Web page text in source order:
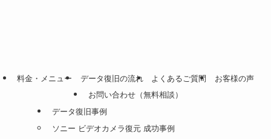
料金・メニュー データ復旧の流れ よくあるご質問
お客様の声
お問い合わせ（無料相談）
データ復旧事例
ソニー ビデオカメラ復元 成功事例